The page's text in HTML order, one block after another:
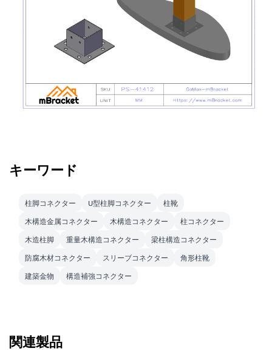
キーワード
柱脚コネクター U型柱脚コネクター
柱靴
木構造金属コネクター
木構造コネクター
柱コネクター
木造柱脚
重量木構造コネクター
梁柱構造コネクター
防腐木材コネクター
スリーブコネクター
角形柱靴
建築金物
構造補強コネクター
関連製品